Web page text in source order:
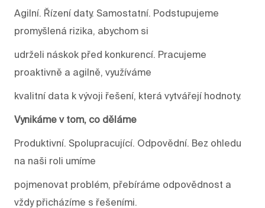
Agilní. Řízení daty. Samostatní. Podstupujeme
promyšlená rizika, abychom si
udrželi náskok před konkurencí. Pracujeme
proaktivně a agilně, využíváme
kvalitní data k vývoji řešení, která vytvářejí hodnoty.
Vynikáme v tom, co děláme
Produktivní. Spolupracující. Odpovědní. Bez ohledu
na naši roli umíme
pojmenovat problém, přebíráme odpovědnost a
vždy přicházíme s řešeními.